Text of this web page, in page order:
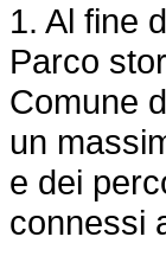
1. Al fine
Parco
Comune
un
e dei
connessi